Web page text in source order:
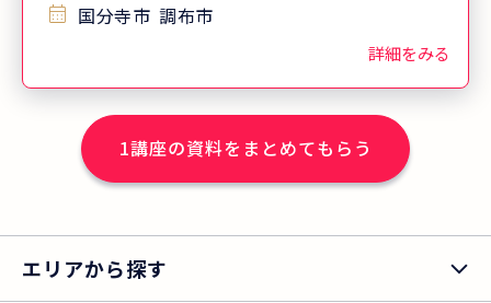
国分寺市 調布市
詳細をみる
1講座の資料をまとめてもらう
エリアから探す